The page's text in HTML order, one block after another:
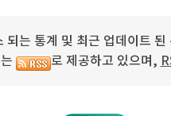
되는 통계 및 최근 업데이트
로 제공하고 있으며,